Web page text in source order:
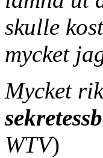
skulle
mycket
Mycket
WTV)